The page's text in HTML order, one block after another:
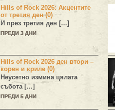
Hills of Rock 2026: Акцентите
от третия ден (0)
И през третия ден […]
ПРЕДИ 3 ДНИ
Hills of Rock 2026 ден втори –
корен и криле (0)
Неусетно измина цялата
събота […]
ПРЕДИ 5 ДНИ